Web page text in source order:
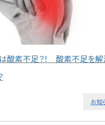
酸素不足？！ 酸素不足を解
お知